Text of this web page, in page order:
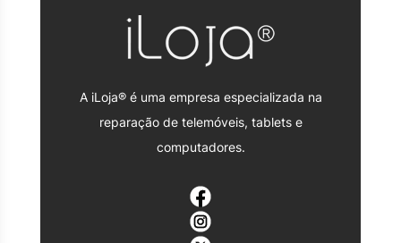
A iLoja® é uma empresa especializada na
reparação de telemóveis, tablets e
computadores.